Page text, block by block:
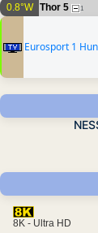
0.8°W Thor 5 1
Eurosport 1
8K - Ultra HD